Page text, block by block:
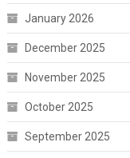
January 2026
December 2025
November 2025
October 2025
September 2025